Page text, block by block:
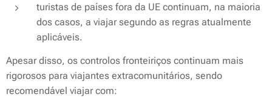
turistas de países fora da UE continuam, na maioria
dos casos, a viajar segundo as regras atualmente
aplicáveis.
Apesar disso, os controlos fronteiriços continuam mais
rigorosos para viajantes extracomunitários, sendo
recomendável viajar com: